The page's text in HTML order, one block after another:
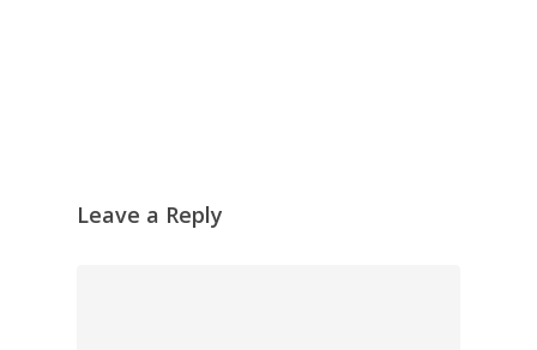
Leave a Reply